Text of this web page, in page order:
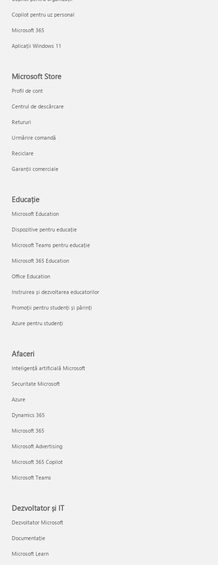
Copilot pentru uz personal
Microsoft 365
Aplicații Windows 11
Microsoft Store
Profil de cont
Centrul de descărcare
Retururi
Urmărire comandă
Reciclare
Garanții comerciale
Educație
Microsoft Education
Dispozitive pentru educație
Microsoft Teams pentru educație
Microsoft 365 Education
Office Education
Instruirea și dezvoltarea educatorilor
Promoții pentru studenți și părinți
Azure pentru studenți
Afaceri
Inteligență artificială Microsoft
Securitate Microsoft
Azure
Dynamics 365
Microsoft 365
Microsoft Advertising
Microsoft 365 Copilot
Microsoft Teams
Dezvoltator și IT
Dezvoltator Microsoft
Documentație
Microsoft Learn